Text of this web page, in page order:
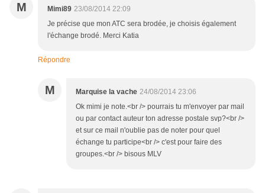
M Mimi89 23/08/2014 22:09
Je précise que mon ATC sera brodée, je choisis également
l'échange brodé. Merci Katia
Répondre
M Marquise la vache 24/08/2014 23:06
Ok mimi je note.<br /> pourrais tu m'envoyer par mail
ou par contact auteur ton adresse postale svp?<br />
et sur ce mail n'oublie pas de noter pour quel
échange tu participe<br /> c'est pour faire des
groupes.<br /> bisous MLV